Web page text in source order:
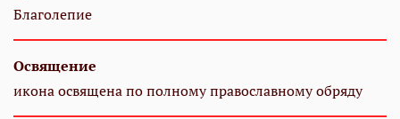
Благолепие
Освящение
икона освящена по полному православному обряду